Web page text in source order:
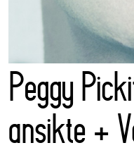
Peggy
ansikte +